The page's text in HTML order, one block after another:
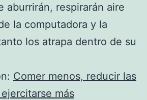
aburrirán, respirarán aire
la computadora y la
los atrapa dentro de su
Comer menos, reducir las
más